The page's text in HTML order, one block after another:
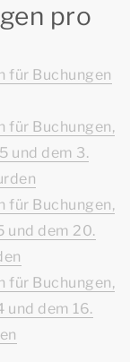
pro
für Buchungen
für Buchungen,
und dem 3.
für Buchungen,
und dem 20.
für Buchungen,
und dem 16.